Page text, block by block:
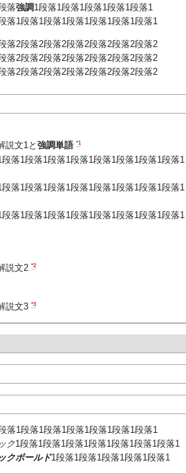
落強調1段落1段落1段落1段落1段落1
落1段落1段落1段落1段落1段落1段落1
落2段落2段落2段落2段落2段落2段落2
落2段落2段落2段落2段落2段落2段落2
落2段落2段落2段落2段落2段落2段落2
説文1と強調単語 *1
落1段落1段落1段落1段落1段落1段落1段落1
落1段落1段落1段落1段落1段落1段落1段落1
落1段落1段落1段落1段落1段落1段落1段落1
説文2 *2
説文3 *3
落1段落1段落1段落1段落1段落1段落1
ク1段落1段落1段落1段落1段落1段落1段落1
クボールド1段落1段落1段落1段落1段落1